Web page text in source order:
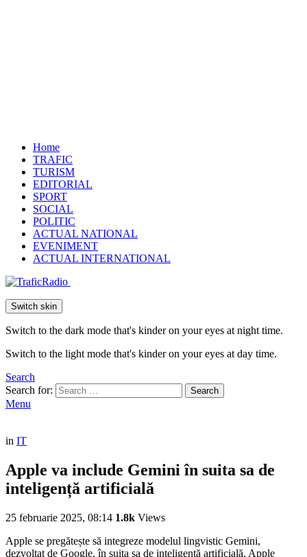
Home
TRAFIC
TURISM
EDITORIAL
SPORT
SOCIAL
POLITIC
ACTUAL NATIONAL
EVENIMENT
ACTUAL INTERNATIONAL
Switch skin
Switch to the dark mode that's kinder on your eyes at night time.
Switch to the light mode that's kinder on your eyes at day time.
Search
Search for:
Search
Menu
in IT
Apple va include Gemini în suita sa de
inteligență artificială
25 februarie 2025, 08:14 1.8k Views
Apple se pregătește să integreze modelul lingvistic Gemini,
dezvoltat de Google, în suita sa de inteligență artificială, Apple